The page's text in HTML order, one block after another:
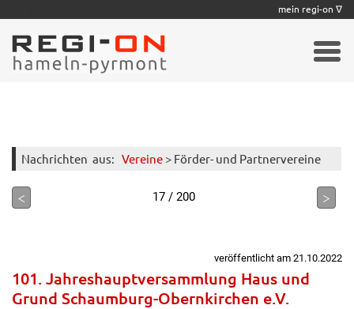
Nachrichten aus: Vereine > Förder- und Partnervereine
< 17 / 200 >
veröffentlicht am 21.10.2022
101. Jahreshauptversammlung Haus und
Grund Schaumburg-Obernkirchen e.V.
mein regi-on ∇